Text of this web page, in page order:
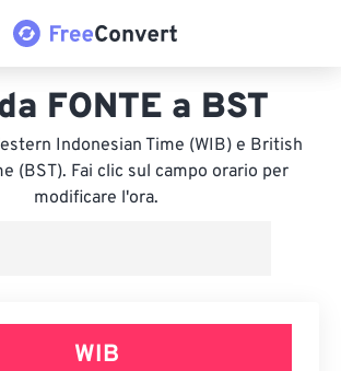
FONTE a BST
Indonesian Time (WIB) e British
(BST). Fai clic sul campo orario per
modificare l'ora.
WIB